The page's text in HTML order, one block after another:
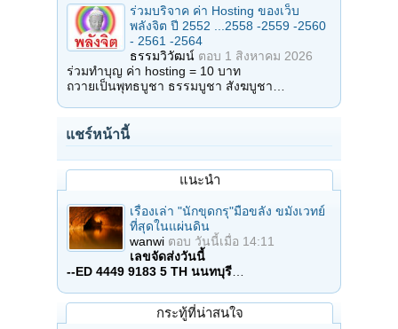
ร่วมบริจาค ค่า Hosting ของเว็บ
พลังจิต ปี 2552 ...2558 -2559 -2560
- 2561 -2564
ธรรมวิวัฒน์ ตอบ 1 สิงหาคม 2026
ร่วมทำบุญ ค่า hosting = 10 บาท
ถวายเป็นพุทธบูชา ธรรมบูชา สังฆบูชา…
แชร์หน้านี้
แนะนำ
เรื่องเล่า "นักขุดกรุ"มือขลัง ขมังเวทย์
ที่สุดในแผ่นดิน
wanwi ตอบ วันนี้เมื่อ 14:11
เลขจัดส่งวันนี้
--ED 4449 9183 5 TH นนทบุรี
กระทู้ที่น่าสนใจ